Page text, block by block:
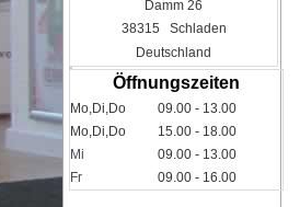
Damm 26
38315 Schladen
Deutschland
Öffnungszeiten
Mo,Di,Do
09.00 - 13.00
Mo,Di,Do
15.00 - 18.00
Mi
09.00 - 13.00
Fr
09.00 - 16.00